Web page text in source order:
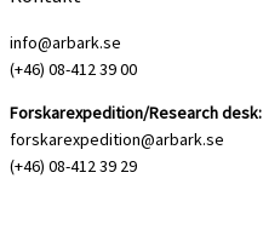
info@arbark.se
(+46) 08-412 39 00
Forskarexpedition/Research desk:
forskarexpedition@arbark.se
(+46) 08-412 39 29